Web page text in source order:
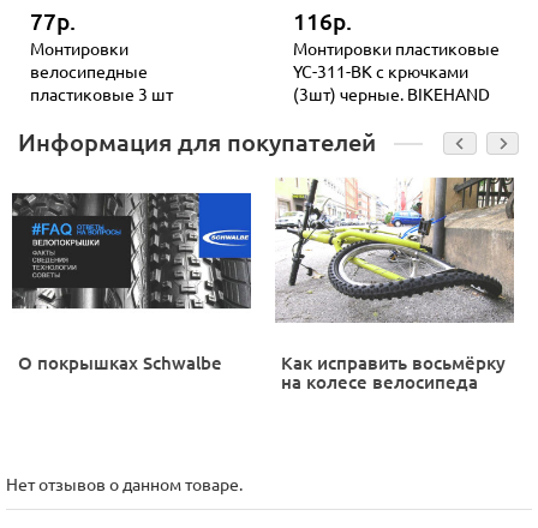
77р.
Монтировки
велосипедные
пластиковые 3 шт
116р.
Монтировки пластиковые
YC-311-BK с крючками
(3шт) черные. BIKEHAND
Информация для покупателей
О покрышках Schwalbe
Как исправить восьмёрку
на колесе велосипеда
Нет отзывов о данном товаре.